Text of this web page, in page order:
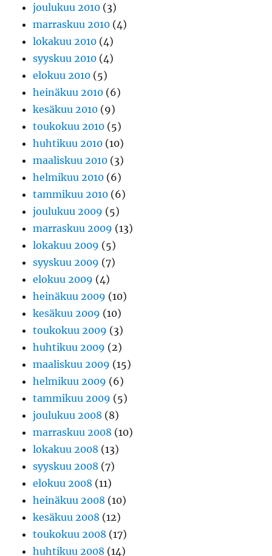
joulukuu 2010 (3)
marraskuu 2010 (4)
lokakuu 2010 (4)
syyskuu 2010 (4)
elokuu 2010 (5)
heinäkuu 2010 (6)
kesäkuu 2010 (9)
toukokuu 2010 (5)
huhtikuu 2010 (10)
maaliskuu 2010 (3)
helmikuu 2010 (6)
tammikuu 2010 (6)
joulukuu 2009 (5)
marraskuu 2009 (13)
lokakuu 2009 (5)
syyskuu 2009 (7)
elokuu 2009 (4)
heinäkuu 2009 (10)
kesäkuu 2009 (10)
toukokuu 2009 (3)
huhtikuu 2009 (2)
maaliskuu 2009 (15)
helmikuu 2009 (6)
tammikuu 2009 (5)
joulukuu 2008 (8)
marraskuu 2008 (10)
lokakuu 2008 (13)
syyskuu 2008 (7)
elokuu 2008 (11)
heinäkuu 2008 (10)
kesäkuu 2008 (12)
toukokuu 2008 (17)
huhtikuu 2008 (14)